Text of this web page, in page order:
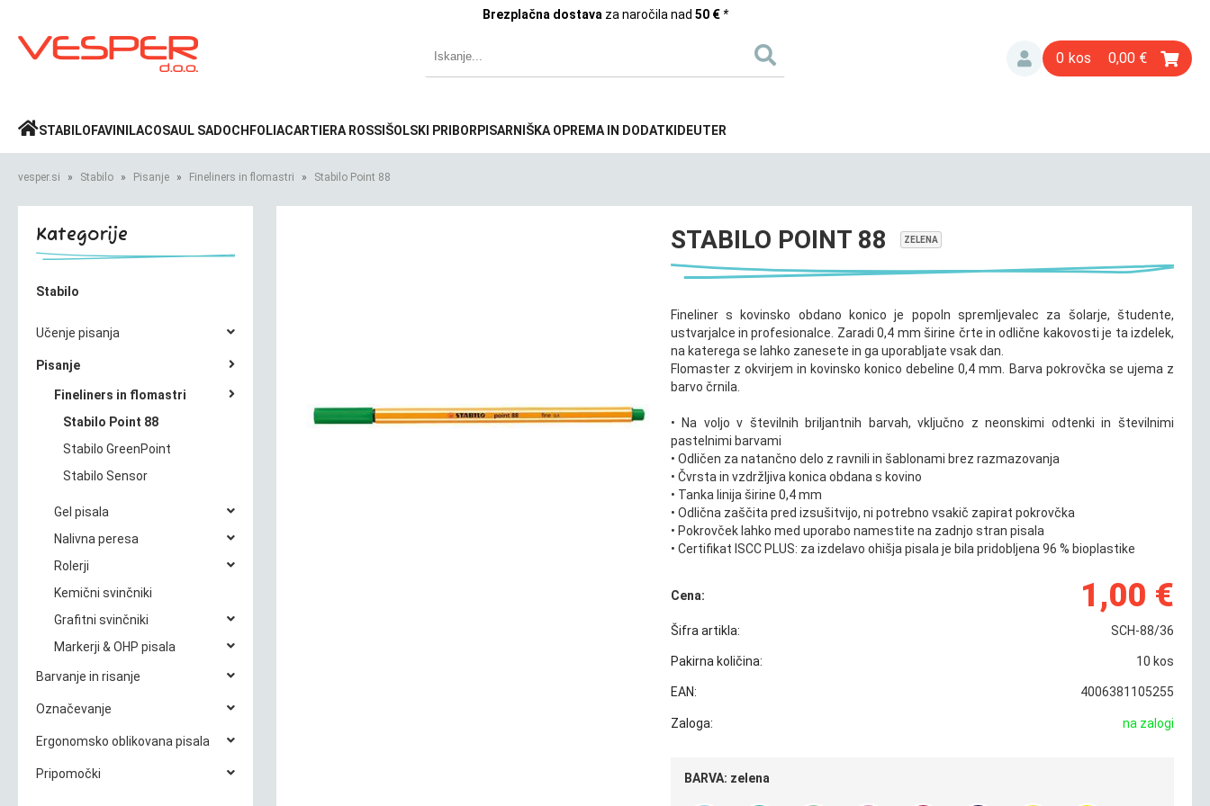
Brezplačna dostava za naročila nad 50 € *
Prijava» 0 0,00
STABILO FAVINI LACOSAUL SADOCH FOLIACARTIERA ROSSI ŠOLSKI PRIBOR PISARNIŠKA OPREMA IN DODATKI DEUTER
vesper.si Stabilo Pisanje Fineliners in flomastri Stabilo Point 88
Kategorije
Stabilo
Učenje pisanja
Pisanje
Fineliners in flomastri
Stabilo Point 88
Stabilo GreenPoint
Stabilo Sensor
Gel pisala
Nalivna peresa
Rolerji
Kemični svinčniki
Grafitni svinčniki
Markerji & OHP pisala
Barvanje in risanje
Označevanje
Ergonomsko oblikovana pisala
Pripomočki
STABILO POINT 88 ZELENA
Fineliner s kovinsko obdano konico je popoln spremljevalec za šolarje, študente,
ustvarjalce in profesionalce. Zaradi 0,4 mm širine črte in odlične kakovosti je ta izdelek,
na katerega se lahko zanesete in ga uporabljate vsak dan.
Flomaster z okvirjem in kovinsko konico debeline 0,4 mm. Barva pokrovčka se ujema z
barvo črnila.
• Na voljo v številnih briljantnih barvah, vključno z neonskimi odtenki in številnimi
pastelnimi barvami
• Odličen za natančno delo z ravnili in šablonami brez razmazovanja
• Čvrsta in vzdržljiva konica obdana s kovino
• Tanka linija širine 0,4 mm
• Odlična zaščita pred izsušitvijo, ni potrebno vsakič zapirat pokrovčka
• Pokrovček lahko med uporabo namestite na zadnjo stran pisala
• Certifikat ISCC PLUS: za izdelavo ohišja pisala je bila pridobljena 96 % bioplastike
Cena: 1,00 €
Šifra artikla: SCH-88/36
Pakirna količina: 10 kos
EAN: 4006381105255
Zaloga: na zalogi
BARVA: zelena